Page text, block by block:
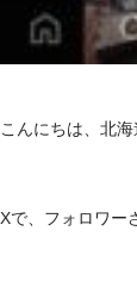
こんにちは、北
Xで、フォロワー